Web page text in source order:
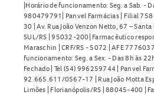
|Horário de funcionamento: Seg. a Sab. -
980479791| Panvel Farmácias | Filial
30 | Av. Rua João Venzon Netto, 67 –
SUL/RS | 95032-200| Farmacêutico
Maraschin | CRF/RS - 5072 | AFE
funcionamento: Seg. a Sex. - Das 8h às
Fechado | Tel (54) 996259744 | Panvel
92.665.611/0567-17 | Rua João Motta
Limões | Florianópolis/RS | 88045-400 |